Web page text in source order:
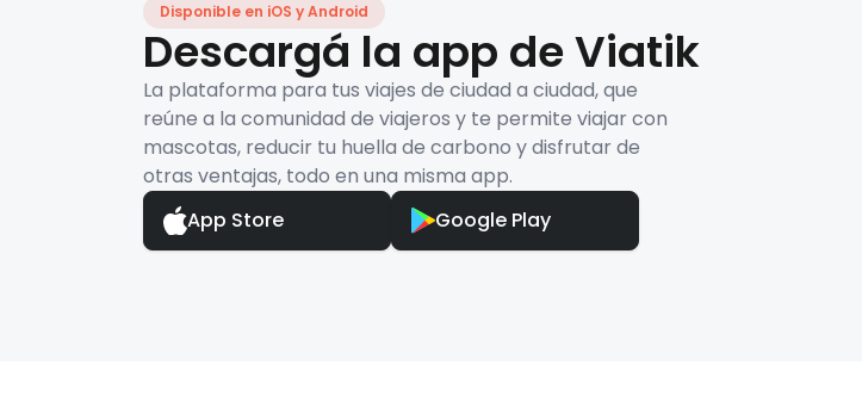
Disponible en iOS y Android
Descargá la app de Viatik
La plataforma para tus viajes de ciudad a ciudad, que
reúne a la comunidad de viajeros y te permite viajar con
mascotas, reducir tu huella de carbono y disfrutar de
otras ventajas, todo en una misma app.
App Store
Google Play